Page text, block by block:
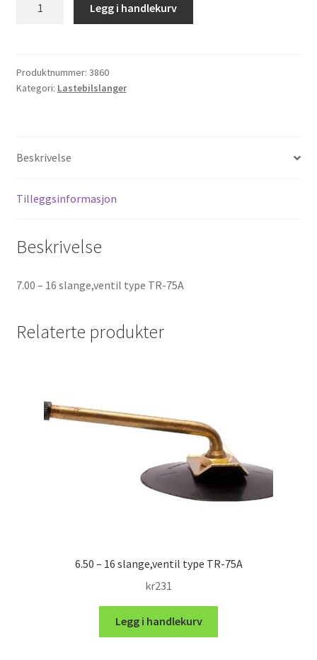
type
TR-
Legg i handlekurv
Produktnummer: 3860
Kategori: Lastebilslanger
Beskrivelse
Tilleggsinformasjon
Beskrivelse
7.00 – 16 slange,ventil type TR-75A
Relaterte produkter
6.50 – 16 slange,ventil type TR-75A
kr231
Legg i handlekurv